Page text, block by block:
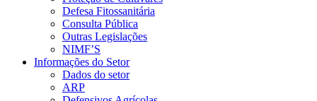
Defesa Fitossanitária
Consulta Pública
Outras Legislações
NIMF’S
Informações do Setor
Dados do setor
ARP